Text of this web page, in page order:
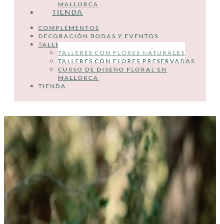
MALLORCA
TIENDA
COMPLEMENTOS
DECORACIÓN BODAS Y EVENTOS
TALLERES
TALLERES CON FLORES NATURALES
TALLERES CON FLORES PRESERVADAS
CURSO DE DISEÑO FLORAL EN
MALLORCA
TIENDA